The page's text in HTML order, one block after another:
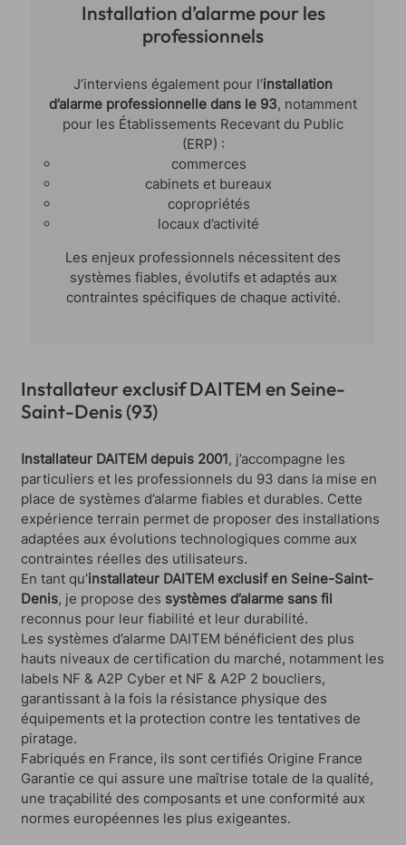
Installation d’alarme pour les
professionnels
J’interviens également pour l’installation
d’alarme professionnelle dans le 93, notamment
pour les Établissements Recevant du Public
(ERP) :
commerces
cabinets et bureaux
copropriétés
locaux d’activité
Les enjeux professionnels nécessitent des
systèmes fiables, évolutifs et adaptés aux
contraintes spécifiques de chaque activité.
Installateur exclusif DAITEM en Seine-
Saint-Denis (93)
Installateur DAITEM depuis 2001, j’accompagne les
particuliers et les professionnels du 93 dans la mise en
place de systèmes d’alarme fiables et durables. Cette
expérience terrain permet de proposer des installations
adaptées aux évolutions technologiques comme aux
contraintes réelles des utilisateurs.
En tant qu’installateur DAITEM exclusif en Seine-Saint-
Denis, je propose des systèmes d’alarme sans fil
reconnus pour leur fiabilité et leur durabilité.
Les systèmes d’alarme DAITEM bénéficient des plus
hauts niveaux de certification du marché, notamment les
labels NF & A2P Cyber et NF & A2P 2 boucliers,
garantissant à la fois la résistance physique des
équipements et la protection contre les tentatives de
piratage.
Fabriqués en France, ils sont certifiés Origine France
Garantie ce qui assure une maîtrise totale de la qualité,
une traçabilité des composants et une conformité aux
normes européennes les plus exigeantes.